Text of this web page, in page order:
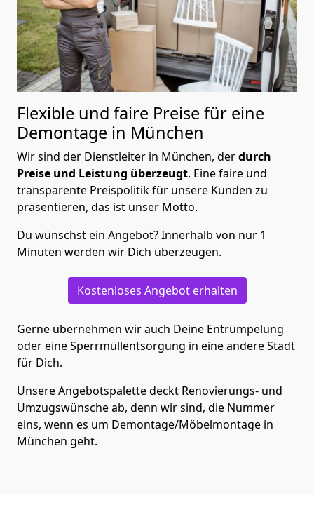
Flexible und faire Preise für eine
Demontage in München
Wir sind der Dienstleiter in München, derdurch
Preise und Leistung überzeugt. Eine faire und
transparente Preispolitik für unsere Kunden zu
präsentieren, das ist unser Motto.
Du wünschst ein Angebot? Innerhalb von nur 1
Minuten werden wir Dich überzeugen.
Kostenloses Angebot erhalten
Gerne übernehmen wir auch Deine Entrümpelung
oder eine Sperrmüllentsorgung in eine andere Stadt
für Dich.
Unsere Angebotspalette deckt Renovierungs- und
Umzugswünsche ab, denn wir sind, die Nummer
eins, wenn es um Demontage/Möbelmontage in
München geht.